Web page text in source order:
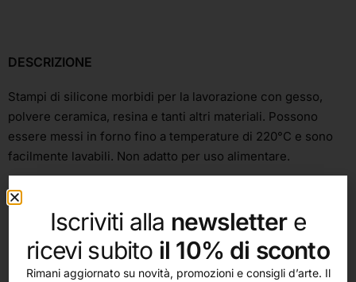
DESCRIZIONE
Stampi di silicone morbidi per la lavorazione con gesso,
polvere ceramica, resina e tanti altri materiali. Possono
essere messi in forno fino a temperature di 220°C e sono
facilmente lavabili. Non adatto per uso alimentare.
Iscriviti alla newslettere
ricevi subito il 10% di sconto
Rimani aggiornato su novità, promozioni e consigli d’arte. Il